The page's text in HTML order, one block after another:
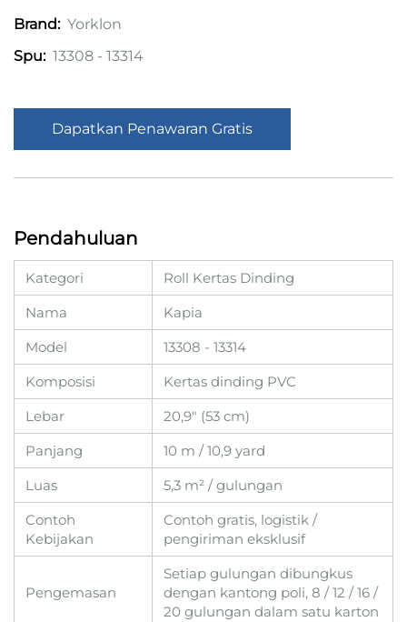
Brand: Yorklon
Spu: 13308 - 13314
Dapatkan Penawaran Gratis
Pendahuluan
Kategori
Roll Kertas Dinding
Nama
Kapia
Model
13308 - 13314
Komposisi
Kertas dinding PVC
Lebar
20,9" (53 cm)
Panjang
10 m / 10,9 yard
Luas
5,3 m² / gulungan
Contoh
Kebijakan
Contoh gratis, logistik /
pengiriman eksklusif
Pengemasan
Setiap gulungan dibungkus
dengan kantong poli, 8 / 12 / 16 /
20 gulungan dalam satu karton